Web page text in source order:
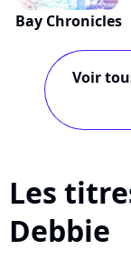
Bay Chronicles
Voir
Les
Debbie